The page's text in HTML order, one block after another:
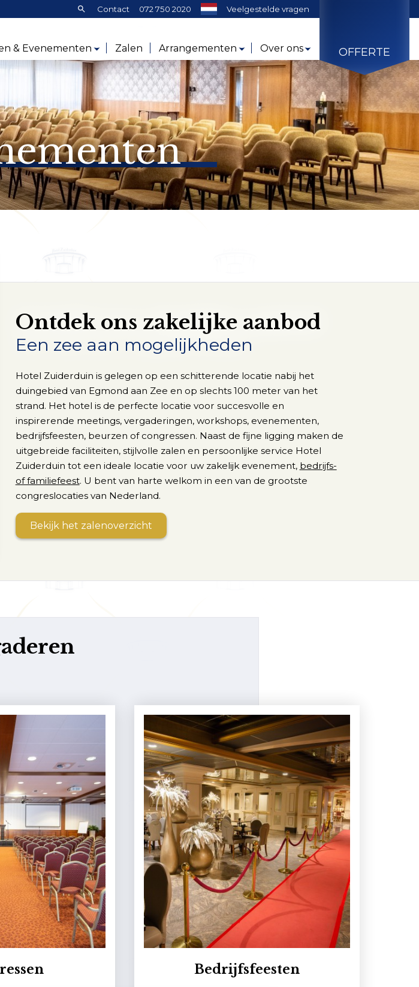
Zoeken:Contact 072 750 2020 Veelgestelde vragen
& Evenementen Zalen Arrangementen Over ons OFFERTE
Ontdek ons zakelijke aanbod
Een zee aan mogelijkheden
Hotel Zuiderduin is gelegen op een schitterende locatie nabij het
duingebied van Egmond aan Zee en op slechts 100 meter van het
strand. Het hotel is de perfecte locatie voor succesvolle en
inspirerende meetings, vergaderingen, workshops, evenementen,
bedrijfsfeesten, beurzen of congressen. Naast de fijne ligging maken de
uitgebreide faciliteiten, stijlvolle zalen en persoonlijke service Hotel
Zuiderduin tot een ideale locatie voor uw zakelijk evenement, bedrijfs-
of familiefeest. U bent van harte welkom in een van de grootste
congreslocaties van Nederland.
Bekijk het zalenoverzicht
Bedrijfsfeesten